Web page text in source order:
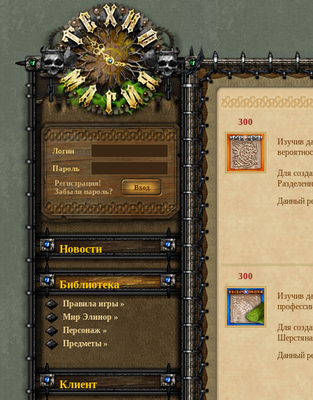
Логин
Пароль
Регистрация!
Забыли пароль?
Новости
Библиотека
Правила игры »
Мир Элинор »
Персонаж »
Предметы »
Клиент
300
Изучив
Для
Данный
300
Изучив
Для
Данный